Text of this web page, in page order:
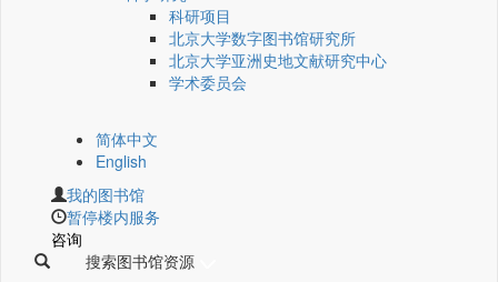
科研项目
北京大学数字图书馆研究所
北京大学亚洲史地文献研究中心
学术委员会
简体中文
English
我的图书馆
暂停楼内服务
咨询
搜索图书馆资源